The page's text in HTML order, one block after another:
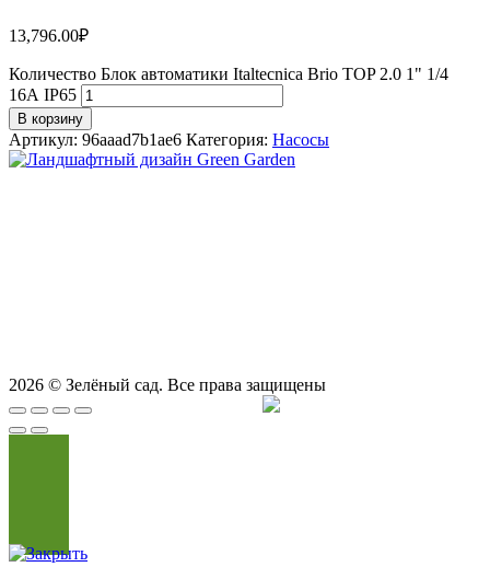
13,796.00₽
Количество Блок автоматики Italtecnica Brio TOP 2.0 1" 1/4
16А IP65
В корзину
Артикул: 96aaad7b1ae6 Категория: Насосы
2026 © Зелёный сад. Все права защищены